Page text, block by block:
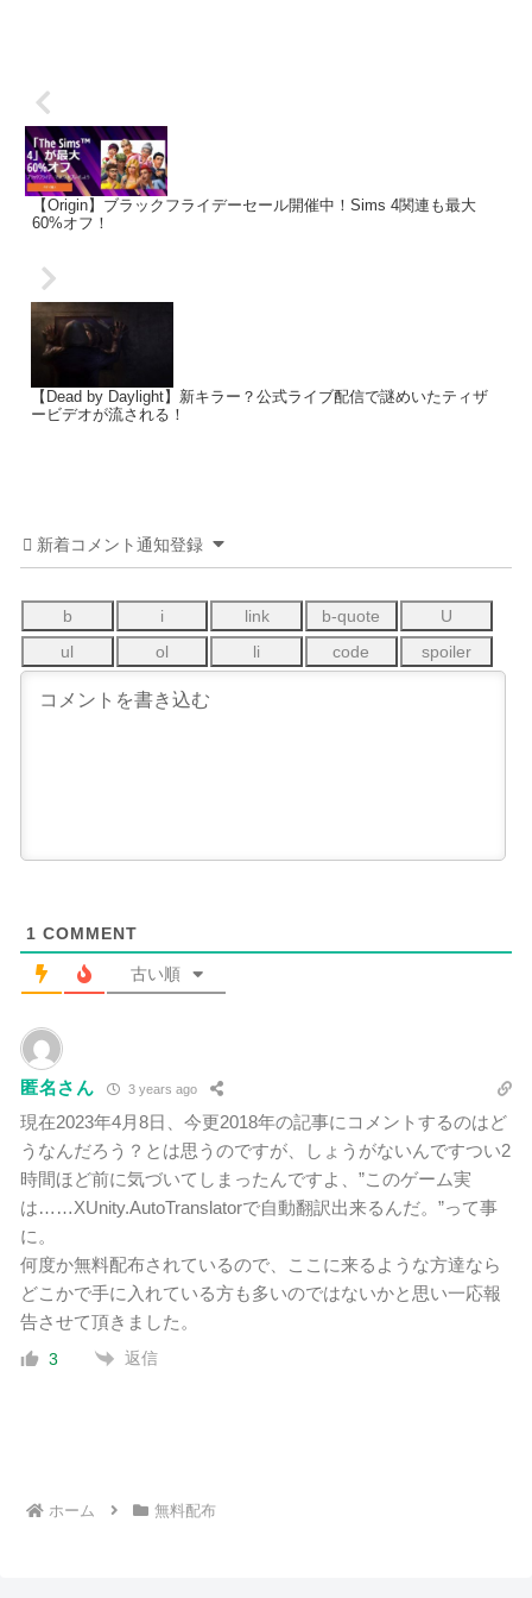
【Origin】ブラックフライデーセール開催中！Sims 4関連も最大
60%オフ！
【Dead by Daylight】新キラー？公式ライブ配信で謎めいたティザ
ービデオが流される！
新着コメント通知登録
1 COMMENT
古い順
匿名さん 3 years ago
現在2023年4月8日、今更2018年の記事にコメントするのはど
うなんだろう？とは思うのですが、しょうがないんですつい2
時間ほど前に気づいてしまったんですよ、”このゲーム実
は……XUnity.AutoTranslatorで自動翻訳出来るんだ。”って事
に。
何度か無料配布されているので、ここに来るような方達なら
どこかで手に入れている方も多いのではないかと思い一応報
告させて頂きました。
3 返信
ホーム 無料配布